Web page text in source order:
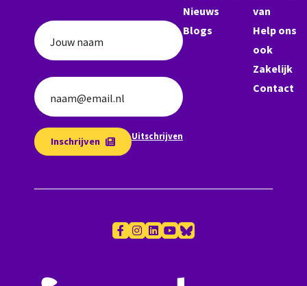
Jouw naam
naam@email.nl
Inschrijven Uitschrijven
Nieuws
Blogs
van
Help ons
ook
Zakelijk
Contact